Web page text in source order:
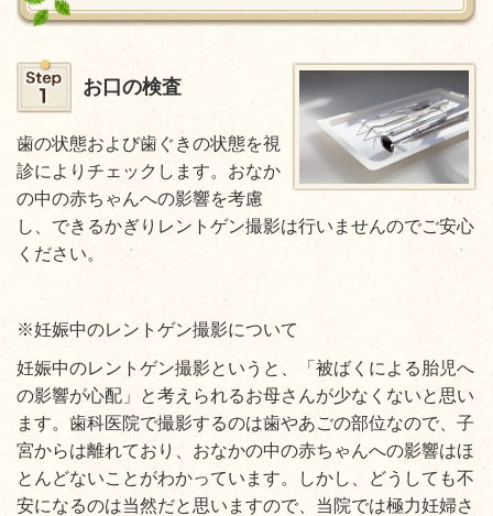
お口の検査
歯の状態および歯ぐきの状態を視
診によりチェックします。おなか
の中の赤ちゃんへの影響を考慮
し、できるかぎりレントゲン撮影は行いませんのでご安心
ください。
※妊娠中のレントゲン撮影について
妊娠中のレントゲン撮影というと、「被ばくによる胎児へ
の影響が心配」と考えられるお母さんが少なくないと思い
ます。歯科医院で撮影するのは歯やあごの部位なので、子
宮からは離れており、おなかの中の赤ちゃんへの影響はほ
とんどないことがわかっています。しかし、どうしても不
安になるのは当然だと思いますので、当院では極力妊婦さ